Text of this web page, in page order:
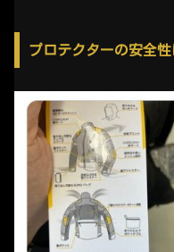
プロテクターの安全